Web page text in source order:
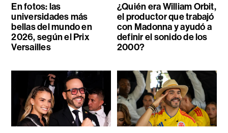
En fotos: las
universidades más
bellas del mundo en
2026, según el Prix
Versailles
¿Quién era William Orbit,
el productor que trabajó
con Madonna y ayudó a
definir el sonido de los
2000?